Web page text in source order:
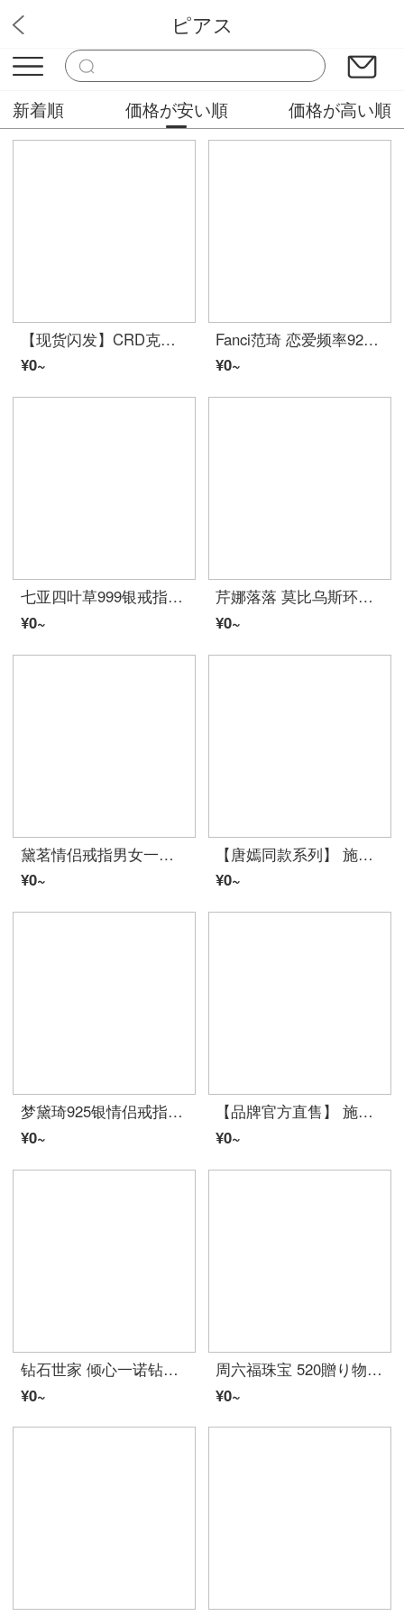
QIMEILAジュエリー
ピアス
新着順 価格が安い順 価格が高い順
【现货闪发】CRD克徕帝余生系列铂金戒指钻石情侣戒指对戒铂金对戒结婚求婚戒指一对 铂金对戒 一对
¥0~
Fanci范琦 恋爱频率925银情侣戒指一对男女性对戒活口可調節指环学生银饰生日バレンタイン・デー贈り物送ガールフレンド
¥0~
七亚四叶草999银戒指女清新刻字日韩版学生潮人足银食指环开口尾戒送女朋友贈り物 守护幸福四叶草戒指【品牌礼盒】
¥0~
芹娜落落 莫比乌斯环戒指男性潮复古小众设计轻奢学生简约时尚个性情侣食指女网红高级感指环 无尽戒指 （开口可调大小）
¥0~
黛茗情侣戒指男女一对999银バレンタイン・デー生日贈り物送ガールフレンド男友活口对戒结订求婚送老公老婆情侣女生告白礼首饰品 留白对戒
¥0~
【唐嫣同款系列】 施华洛世奇 戒指套装 52号 5184979
¥0~
梦黛琦925银情侣戒指一对开口可調節学生韩版时尚男女求婚结婚对戒七夕バレンタイン・デー贈り物 【情侣款一对】
¥0~
【品牌官方直售】 施华洛世奇 RARE 戒指 5032899 镀玫瑰金色 52号 5032899
¥0~
钻石世家 倾心一诺钻戒白18K金钻石戒指女求婚结婚戒指群镶50分效果 主石13分 14号（现货）
¥0~
周六福珠宝 520贈り物 皇冠 18K金戒指女性彩金玫瑰金女戒 KI016886 活口
¥0~